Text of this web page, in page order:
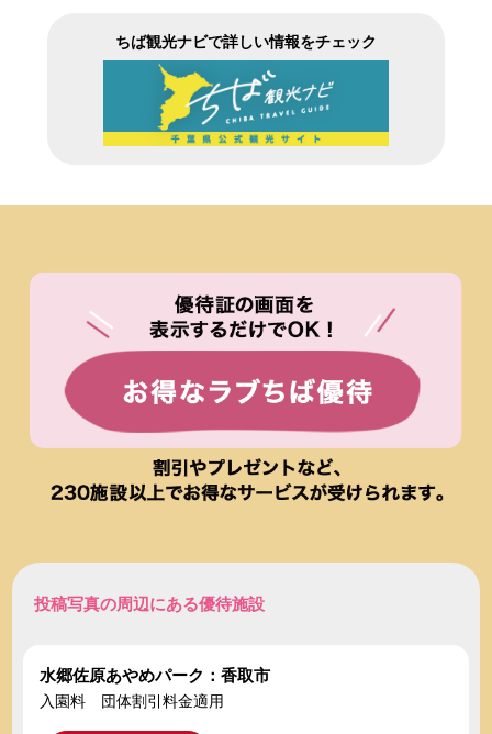
ちば観光ナビで詳しい情報をチェック
投稿写真の周辺にある優待施設
水郷佐原あやめパーク：香取市
入園料 団体割引料金適用